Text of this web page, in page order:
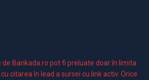
Barikada.ro pot fi preluate doar în limita
citarea în lead a sursei cu link activ. Orice